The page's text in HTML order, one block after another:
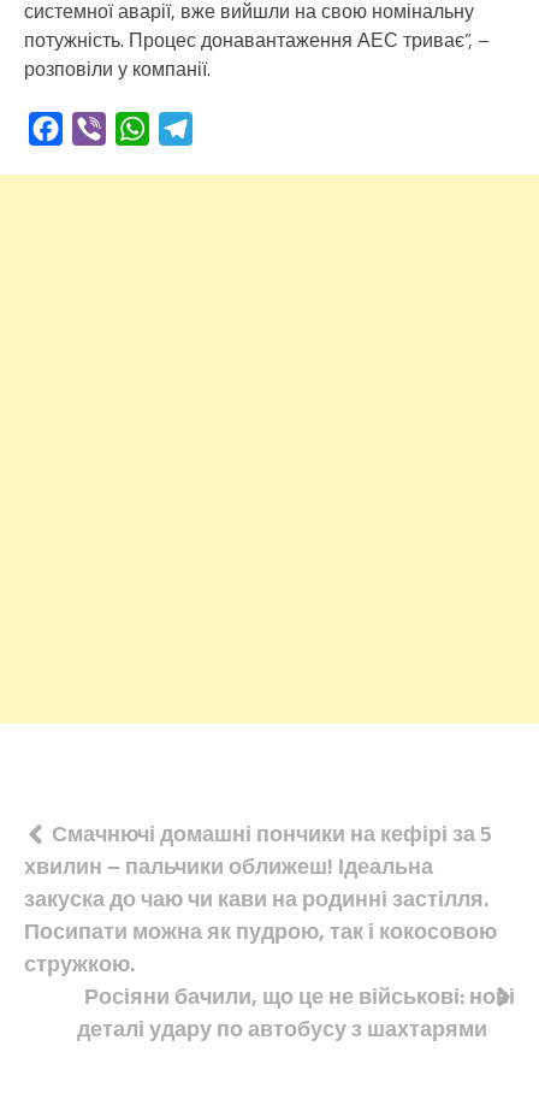
системної аварії, вже вийшли на свою номінальну
потужність. Процес донавантаження АЕС триває”, –
розповіли у компанії.
Facebook
Viber WhatsApp
Навігація
записів
Смачнючі домашні пончики на кефірі за 5
хвилин – пальчики оближеш! Ідеальна
закуска до чаю чи кави на родинні застілля.
Посипати можна як пудрою, так і кокосовою
стружкою.
Росіяни бачили, що це не військові: нові
деталі удару по автобусу з шахтарями